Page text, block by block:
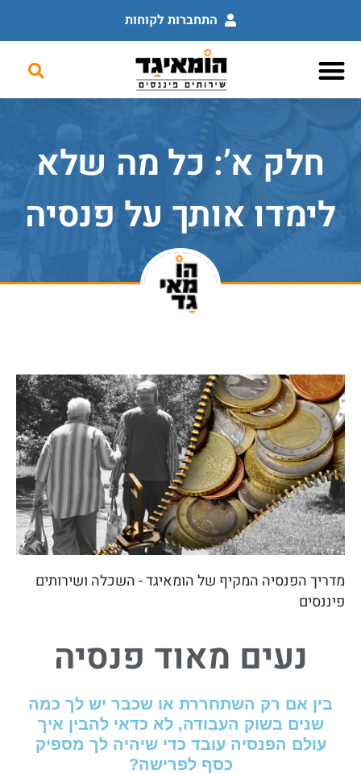
התחברות לקוחות
חלק א’: כל מה שלא
לימדו אותך על פנסיה
מדריך הפנסיה המקיף של הומאיגד - השכלה ושירותים
פיננסים
נעים מאוד פנסיה
בין אם רק השתחררת או שכבר יש לך כמה
שנים בשוק העבודה, לא כדאי להבין איך
עולם הפנסיה עובד כדי שיהיה לך מספיק
כסף לפרישה?